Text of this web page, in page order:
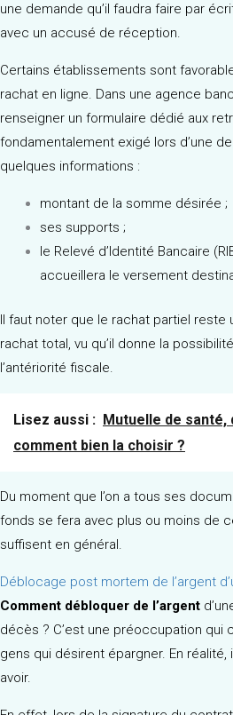
une demande qu’il faudra faire par
avec un accusé de réception.
Certains établissements sont
rachat en ligne. Dans une agence
renseigner un formulaire dédié aux
fondamentalement exigé lors d’une
quelques informations :
montant de la somme désirée ;
ses supports ;
le Relevé d’Identité Bancaire
accueillera le versement
Il faut noter que le rachat partiel reste
rachat total, vu qu’il donne la
l’antériorité fiscale.
Lisez aussi : Mutuelle de
comment bien la choisir ?
Du moment que l’on a tous ses
fonds se fera avec plus ou moins de
suffisent en général.
Déblocage post mortem de l’argent
Comment débloquer de l’argent
décès ? C’est une préoccupation qui
gens qui désirent épargner. En réalité,
avoir.